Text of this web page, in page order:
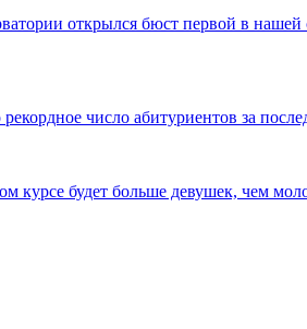
открылся бюст первой в
число абитуриентов за
курсе будет больше девушек, чем